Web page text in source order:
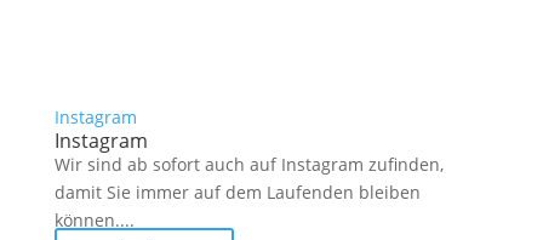
Instagram
Instagram
Wir sind ab sofort auch auf Instagram zufinden,
damit Sie immer auf dem Laufenden bleiben
können....